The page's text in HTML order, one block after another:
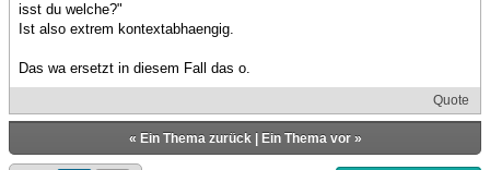
isst du welche?"
Ist also extrem kontextabhaengig.
Das wa ersetzt in diesem Fall das o.
Quote
« Ein Thema zurück| Ein Thema vor»